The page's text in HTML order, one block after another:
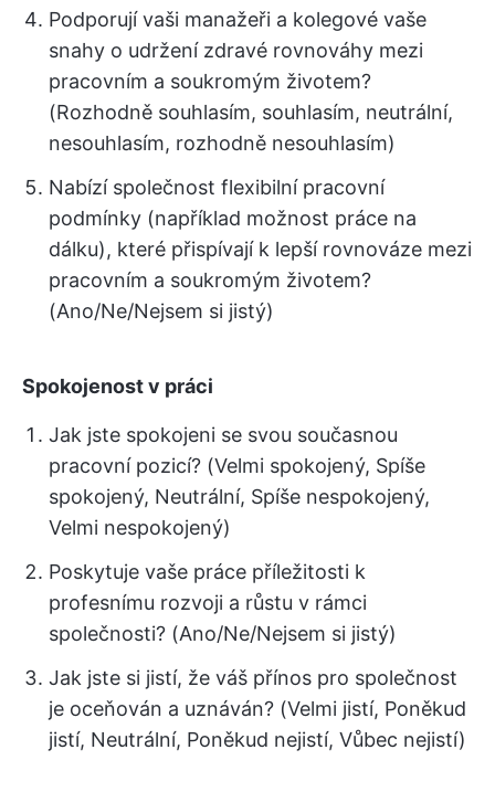
Podporují vaši manažeři a kolegové vaše
snahy o udržení zdravé rovnováhy mezi
pracovním a soukromým životem?
(Rozhodně souhlasím, souhlasím, neutrální,
nesouhlasím, rozhodně nesouhlasím)
Nabízí společnost flexibilní pracovní
podmínky (například možnost práce na
dálku), které přispívají k lepší rovnováze mezi
pracovním a soukromým životem?
(Ano/Ne/Nejsem si jistý)
Spokojenost v práci
Jak jste spokojeni se svou současnou
pracovní pozicí? (Velmi spokojený, Spíše
spokojený, Neutrální, Spíše nespokojený,
Velmi nespokojený)
Poskytuje vaše práce příležitosti k
profesnímu rozvoji a růstu v rámci
společnosti? (Ano/Ne/Nejsem si jistý)
Jak jste si jistí, že váš přínos pro společnost
je oceňován a uznáván? (Velmi jistí, Poněkud
jistí, Neutrální, Poněkud nejistí, Vůbec nejistí)